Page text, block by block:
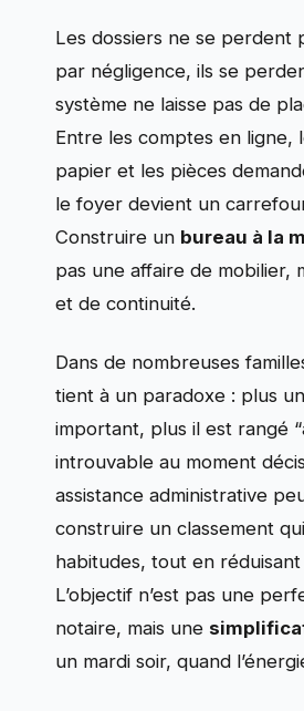
Les dossiers ne se perdent
par négligence, ils se
système ne laisse pas de
Entre les comptes en ligne,
papier et les pièces
le foyer devient un
Construire un bureau à la
pas une affaire de mobilier,
et de continuité.
Dans de nombreuses
tient à un paradoxe : plus
important, plus il est rangé
introuvable au moment
assistance administrative
construire un classement
habitudes, tout en
L’objectif n’est pas une
notaire, mais une
un mardi soir, quand